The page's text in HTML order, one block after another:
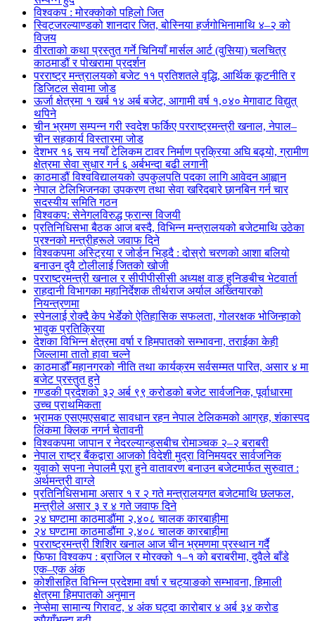
विश्वकप : मोरक्कोको पहिलो जित
स्विट्जरल्याण्डको शानदार जित, बोस्निया हर्जगोभिनामाथि ४–२ को
विजय
वीरताको कथा प्रस्तुत गर्ने चिनियाँ मार्सल आर्ट (वुसिया) चलचित्र
काठमाडौं र पोखरामा प्रदर्शन
परराष्ट्र मन्त्रालयको बजेट ११ प्रतिशतले वृद्धि, आर्थिक कूटनीति र
डिजिटल सेवामा जोड
ऊर्जा क्षेत्रमा १ खर्ब १४ अर्ब बजेट, आगामी वर्ष १,०४० मेगावाट विद्युत्
थपिने
चीन भ्रमण सम्पन्न गरी स्वदेश फर्किए परराष्ट्रमन्त्री खनाल, नेपाल–
चीन सहकार्य विस्तारमा जोड
देशभर १६ सय नयाँ टेलिकम टावर निर्माण प्रक्रिया अघि बढ्यो, ग्रामीण
क्षेत्रमा सेवा सुधार गर्न ६ अर्बभन्दा बढी लगानी
काठमाडौं विश्वविद्यालयको उपकुलपति पदका लागि आवेदन आह्वान
नेपाल टेलिभिजनका उपकरण तथा सेवा खरिदबारे छानबिन गर्न चार
सदस्यीय समिति गठन
विश्वकप: सेनेगलविरुद्ध फ्रान्स विजयी
प्रतिनिधिसभा बैठक आज बस्दै, विभिन्न मन्त्रालयको बजेटमाथि उठेका
प्रश्नको मन्त्रीहरूले जवाफ दिने
विश्वकपमा अस्ट्रिया र जोर्डन भिड्दै : दोस्रो चरणको आशा बलियो
बनाउन दुवै टोलीलाई जितको खोजी
परराष्ट्रमन्त्री खनाल र सीपीपीसीसी अध्यक्ष वाङ हुनिङबीच भेटवार्ता
राहदानी विभागका महानिर्देशक तीर्थराज अर्याल अख्तियारको
नियन्त्रणमा
स्पेनलाई रोक्दै केप भेर्डेको ऐतिहासिक सफलता, गोलरक्षक भोजिन्हाको
भावुक प्रतिक्रिया
देशका विभिन्न क्षेत्रमा वर्षा र हिमपातको सम्भावना, तराईका केही
जिल्लामा तातो हावा चल्ने
काठमाडौँ महानगरको नीति तथा कार्यक्रम सर्वसम्मत पारित, असार ४ मा
बजेट प्रस्तुत हुने
गण्डकी प्रदेशको ३२ अर्ब ९९ करोडको बजेट सार्वजनिक, पूर्वाधारमा
उच्च प्राथमिकता
भ्रामक एसएमएसबाट सावधान रहन नेपाल टेलिकमको आग्रह, शंकास्पद
लिंकमा क्लिक नगर्न चेतावनी
विश्वकपमा जापान र नेदरल्यान्ड्सबीच रोमाञ्चक २–२ बराबरी
नेपाल राष्ट्र बैंकद्वारा आजको विदेशी मुद्रा विनिमयदर सार्वजनिक
युवाको सपना नेपालमै पूरा हुने वातावरण बनाउन बजेटमार्फत सुरुवात :
अर्थमन्त्री वाग्ले
प्रतिनिधिसभामा असार १ र २ गते मन्त्रालयगत बजेटमाथि छलफल,
मन्त्रीले असार ३ र ४ गते जवाफ दिने
२४ घण्टामा काठमाडौंमा २,४०८ चालक कारबाहीमा
२४ घण्टामा काठमाडौंमा २,४०८ चालक कारबाहीमा
परराष्ट्रमन्त्री शिशिर खनाल आज चीन भ्रमणमा प्रस्थान गर्दै
फिफा विश्वकप : ब्राजिल र मोरक्को १–१ को बराबरीमा, दुवैले बाँडे
एक–एक अंक
कोशीसहित विभिन्न प्रदेशमा वर्षा र चट्याङको सम्भावना, हिमाली
क्षेत्रमा हिमपातको अनुमान
नेप्सेमा सामान्य गिरावट, ४ अंक घट्दा कारोबार ४ अर्ब ३४ करोड